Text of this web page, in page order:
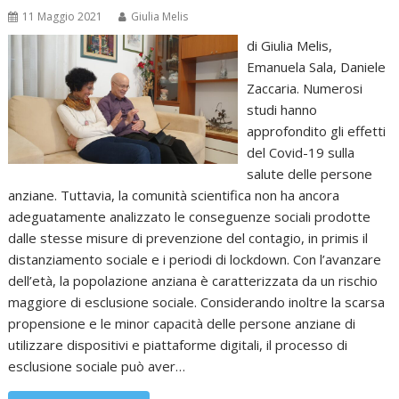
11 Maggio 2021 Giulia Melis
di Giulia Melis,
Emanuela Sala, Daniele
Zaccaria. Numerosi
studi hanno
approfondito gli effetti
del Covid-19 sulla
salute delle persone
anziane. Tuttavia, la comunità scientifica non ha ancora
adeguatamente analizzato le conseguenze sociali prodotte
dalle stesse misure di prevenzione del contagio, in primis il
distanziamento sociale e i periodi di lockdown. Con l’avanzare
dell’età, la popolazione anziana è caratterizzata da un rischio
maggiore di esclusione sociale. Considerando inoltre la scarsa
propensione e le minor capacità delle persone anziane di
utilizzare dispositivi e piattaforme digitali, il processo di
esclusione sociale può aver…